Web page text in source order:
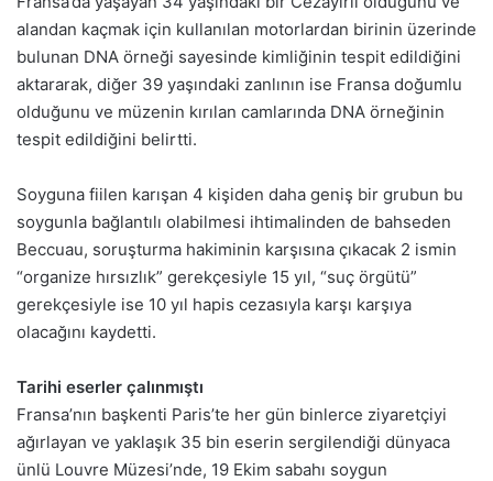
alandan kaçmak için kullanılan motorlardan birinin üzerinde
bulunan DNA örneği sayesinde kimliğinin tespit edildiğini
aktararak, diğer 39 yaşındaki zanlının ise Fransa doğumlu
olduğunu ve müzenin kırılan camlarında DNA örneğinin
tespit edildiğini belirtti.
Soyguna fiilen karışan 4 kişiden daha geniş bir grubun bu
soygunla bağlantılı olabilmesi ihtimalinden de bahseden
Beccuau, soruşturma hakiminin karşısına çıkacak 2 ismin
“organize hırsızlık” gerekçesiyle 15 yıl, “suç örgütü”
gerekçesiyle ise 10 yıl hapis cezasıyla karşı karşıya
olacağını kaydetti.
Tarihi eserler çalınmıştı
Fransa’nın başkenti Paris’te her gün binlerce ziyaretçiyi
ağırlayan ve yaklaşık 35 bin eserin sergilendiği dünyaca
ünlü Louvre Müzesi’nde, 19 Ekim sabahı soygun